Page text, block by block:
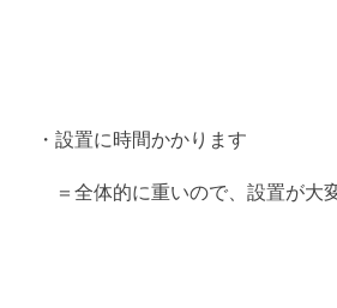
・設置に時間かかります
＝全体的に重いので、設置が大